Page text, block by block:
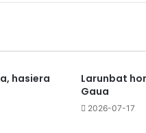
hasiera
Larunbat
Gaua
2026-07-17